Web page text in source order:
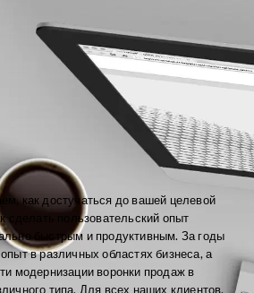
как достучаться до вашей целевой
сделать пользовательский опыт
быстрым и продуктивным. За годы
в различных областях бизнеса, а
модернизации воронки продаж в
типа. Для всех наших клиентов,